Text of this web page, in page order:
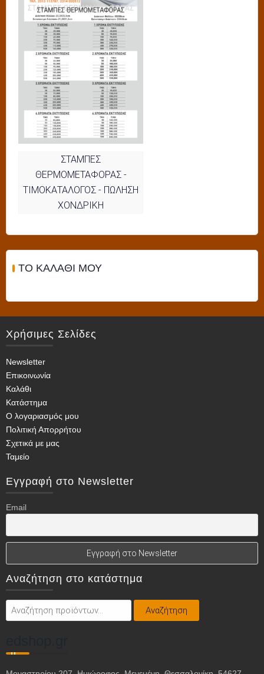
ΣΤΑΜΠΕΣ
ΘΕΡΜΟΜΕΤΑΦΟΡΑΣ -
ΤΙΜΟΚΑΤΑΛΟΓΟΣ - ΠΩΛΗΣΗ
ΧΟΝΔΡΙΚΗ
ΤΟ ΚΑΛΆΘΙ ΜΟΥ
Χρήσιμες Σελίδες
Newsletter
Επικοινωνία
Καλάθι
Κατάστημα
Ο λογαριασμός μου
Πολιτική Απορρήτου
Σχετικά με μας
Ταμείο
Εγγραφή στο Newsletter
Email
Αναζήτηση στο κατάστημα
Αναζήτηση
για:
Αναζήτηση